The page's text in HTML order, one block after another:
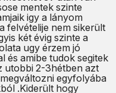
mentek szinte
igy a lányom
felvételije nem sikerült
két évig szinte a
ugy érzem jó
és amibe tudok segitek
utobbi 2-3hétben azt
egyfolyába
.Kiderült hogy